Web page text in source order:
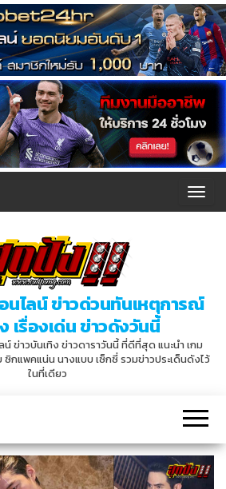
T
e
a
g
a
t
ไลน์ ข่าวด่วนทันเหตุการณ์
เรื่องเด่น ข่าวดังวันนี้
ข่าวบันเทิง ข่าวดาราวันนี้ ที่ดีที่สุด แนะนำ เกม
กแพคแน่น นางแบบ เซ็กซี่ รวมข่าวประเด็นดังไว้
ในที่เดียว